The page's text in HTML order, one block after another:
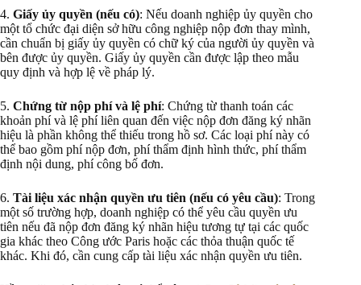
4. Giấy ủy quyền (nếu có): Nếu doanh nghiệp ủy quyền cho
một tổ chức đại diện sở hữu công nghiệp nộp đơn thay mình,
cần chuẩn bị giấy ủy quyền có chữ ký của người ủy quyền và
bên được ủy quyền. Giấy ủy quyền cần được lập theo mẫu
quy định và hợp lệ về pháp lý.
5. Chứng từ nộp phí và lệ phí: Chứng từ thanh toán các
khoản phí và lệ phí liên quan đến việc nộp đơn đăng ký nhãn
hiệu là phần không thể thiếu trong hồ sơ. Các loại phí này có
thể bao gồm phí nộp đơn, phí thẩm định hình thức, phí thẩm
định nội dung, phí công bố đơn.
6. Tài liệu xác nhận quyền ưu tiên (nếu có yêu cầu): Trong
một số trường hợp, doanh nghiệp có thể yêu cầu quyền ưu
tiên nếu đã nộp đơn đăng ký nhãn hiệu tương tự tại các quốc
gia khác theo Công ước Paris hoặc các thỏa thuận quốc tế
khác. Khi đó, cần cung cấp tài liệu xác nhận quyền ưu tiên.